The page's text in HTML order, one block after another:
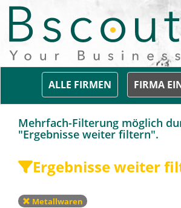
FIRMA
ALLE FIRMEN
Mehrfach-Filterung möglich
"Ergebnisse weiter filtern".
Ergebnisse weiter
Metallwaren